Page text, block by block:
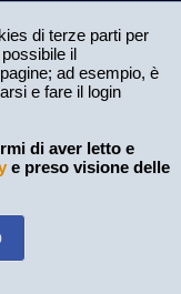
di terze parti per
il
ad esempio, è
e fare il login
di aver letto e
e preso visione delle